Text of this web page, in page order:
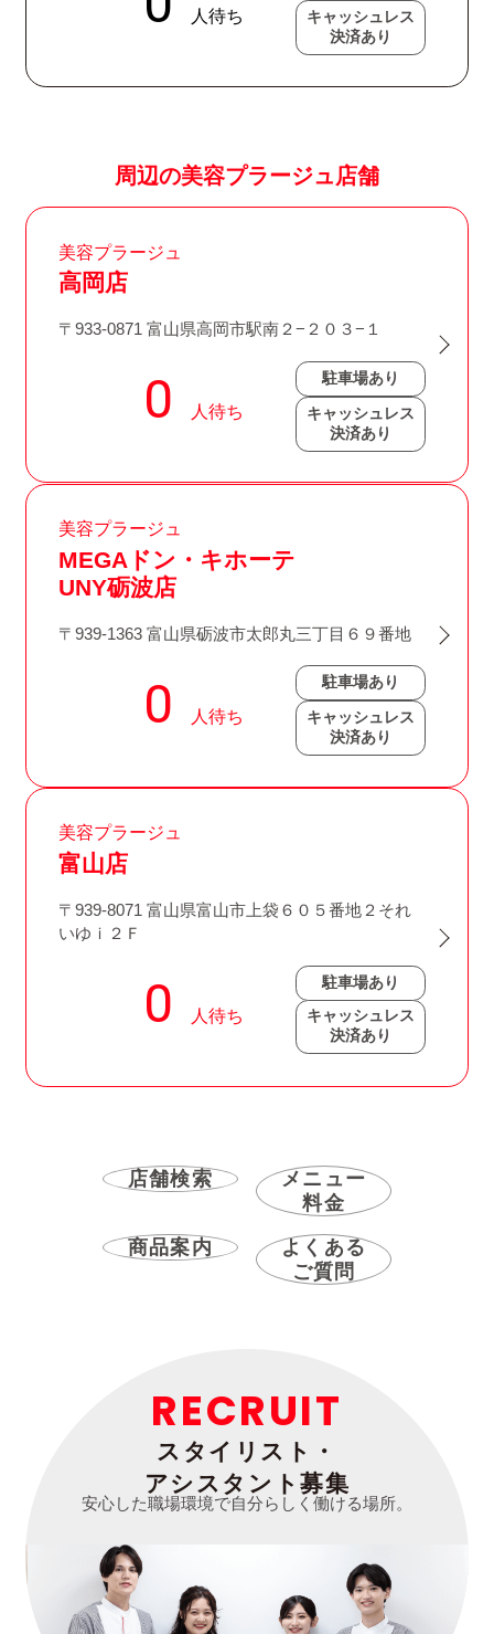
キャッシュレス
決済あり
周辺の美容プラージュ店舗
美容プラージュ
高岡店
〒933-0871 富山県高岡市駅南２−２０３−１
駐車場あり
キャッシュレス
決済あり
美容プラージュ
MEGAドン・キホーテ
UNY砺波店
〒939-1363 富山県砺波市太郎丸三丁目６９番地
駐車場あり
キャッシュレス
決済あり
美容プラージュ
富山店
〒939-8071 富山県富山市上袋６０５番地２それ
いゆｉ２Ｆ
駐車場あり
キャッシュレス
決済あり
店舗検索
メニュー
料金
商品案内
よくある
ご質問
RECRUIT
スタイリスト・
アシスタント募集
安心した職場環境で自分らしく働ける場所。